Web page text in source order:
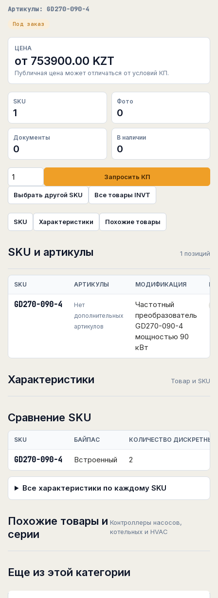
Артикулы: GD270-090-4
Под заказ
ЦЕНА
от 753900.00 KZT
Публичная цена может отличаться от условий КП.
SKU
1
Фото
0
Документы
0
В наличии
0
Запросить КП
Выбрать другой SKU Все товары INVT
SKU Характеристики Похожие товары
SKU и артикулы 1 позиций
SKU АРТИКУЛЫ МОДИФИКАЦИЯ
GD270-090-4
Нет
дополнительных
артикулов
Частотный
преобразователь
GD270-090-4
мощностью 90
кВт
Характеристики Товар и SKU
Сравнение SKU
SKU БАЙПАС КОЛИЧЕСТВО
GD270-090-4 Встроенный 2
Все характеристики по каждому SKU
Похожие товары и
серии
Контроллеры насосов,
котельных и HVAC
Еще из этой категории